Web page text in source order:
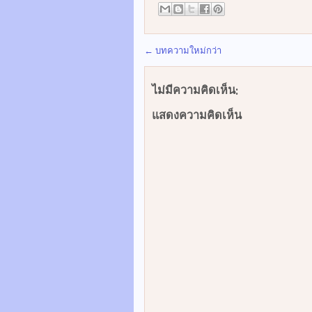
← บทความใหม่กว่า
ไม่มีความคิดเห็น:
แสดงความคิดเห็น